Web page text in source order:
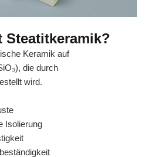
Steatitkeramik?
Keramik auf
die durch
wird.
Isolierung